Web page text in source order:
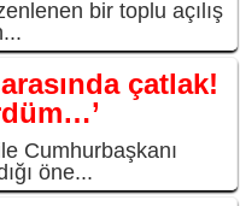
bir toplu açılış
çatlak!
Cumhurbaşkanı
öne...